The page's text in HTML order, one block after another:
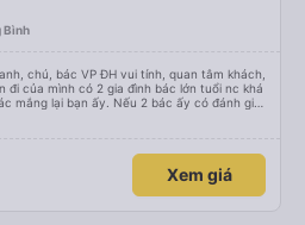
Bình
chú, bác VP ĐH vui tính, quan tâm khách,
mắng lại bạn ấy. Nếu 2 bác ấy có đánh giá
ấy nhắc nhở rất đúng. 2 bác nói rất to. To
bảo bạn ấy liên hệ sđt của mình, mình hỗ
ĐH-NT ngày 16/1. À các bạn nữ lễ tân xinh
đôi xong còn note là (một mình) yêu
Xem giá